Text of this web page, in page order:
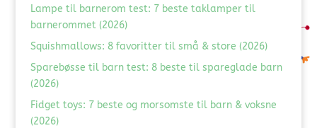
Lampe til barnerom test: 7 beste taklamper til
barnerommet (2026)
Squishmallows: 8 favoritter til små & store (2026)
Sparebøsse til barn test: 8 beste til spareglade barn
(2026)
Fidget toys: 7 beste og morsomste til barn & voksne
(2026)